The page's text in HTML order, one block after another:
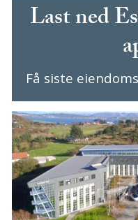
Last ned
Få siste